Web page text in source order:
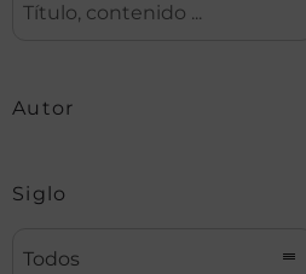
Autor
Siglo
Todos